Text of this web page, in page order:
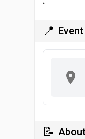
📍
📝 About